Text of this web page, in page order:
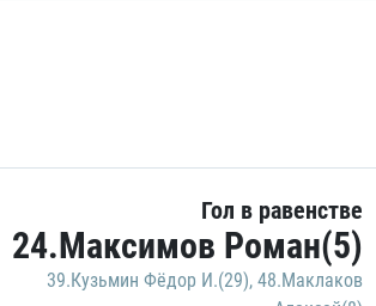
Гол в равенстве
24.Максимов Роман(5)
39.Кузьмин Фёдор И.(29), 48.Маклаков